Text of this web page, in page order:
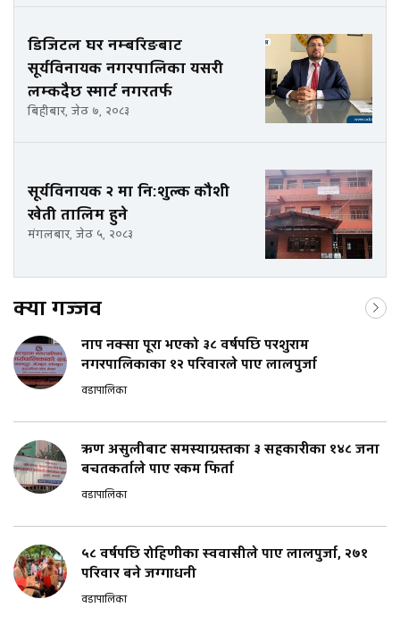
डिजिटल घर नम्बरिङबाट
सूर्यविनायक नगरपालिका यसरी
लम्कदैछ स्मार्ट नगरतर्फ
बिहीबार, जेठ ७, २०८३
सूर्यविनायक २ मा नि:शुल्क कौशी
खेती तालिम हुने
मंगलबार, जेठ ५, २०८३
क्या गज्जव
नाप नक्सा पूरा भएको ३८ वर्षपछि परशुराम
नगरपालिकाका १२ परिवारले पाए लालपुर्जा
वडापालिका
ऋण असुलीबाट समस्याग्रस्तका ३ सहकारीका १४८ जना
बचतकर्ताले पाए रकम फिर्ता
वडापालिका
५८ वर्षपछि रोहिणीका स्ववासीले पाए लालपुर्जा, २७१
परिवार बने जग्गाधनी
वडापालिका